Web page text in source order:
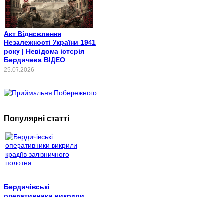
Акт Відновлення
Незалежності України 1941
року | Невідома історія
Бердичева ВІДЕО
25.07.2026
Популярні статті
Бердичівські
оперативники викрили